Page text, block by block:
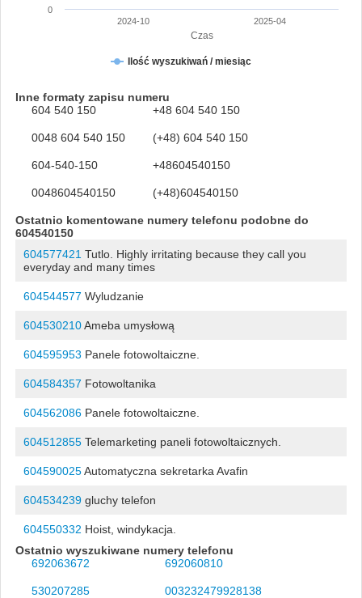
Czas
Ilość wyszukiwań / miesiąc
2024-10 2025-04
0
Inne formaty zapisu numeru
604 540 150
+48 604 540 150
0048 604 540 150 (+48) 604 540 150
604-540-150 +48604540150
0048604540150 (+48)604540150
Ostatnio komentowane numery telefonu podobne do
604540150
604577421 Tutlo. Highly irritating because they call you
everyday and many times
604544577 Wyludzanie
604530210Ameba umysłową
604595953 Panele fotowoltaiczne.
604584357 Fotowoltanika
604562086Panele fotowoltaiczne.
604512855Telemarketing paneli fotowoltaicznych.
604590025Automatyczna sekretarka Avafin
604534239gluchy telefon
604550332 Hoist, windykacja.
Ostatnio wyszukiwane numery telefonu
692063672
692060810
530207285 003232479928138